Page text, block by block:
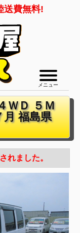
送費無料!
メニュー
ＷＤ ５Ｍ
月 福島県
れました。